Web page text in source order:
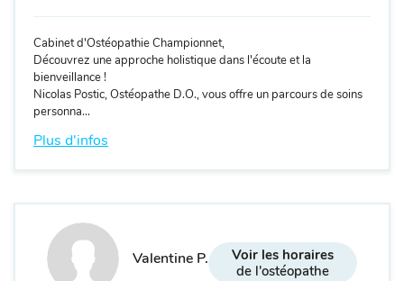
Cabinet d'Ostéopathie Championnet,
Découvrez une approche holistique dans l'écoute et la
bienveillance !
Nicolas Postic, Ostéopathe D.O., vous offre un parcours de soins
personna...
Plus d'infos
Valentine P.
Voir les horaires
de l'ostéopathe